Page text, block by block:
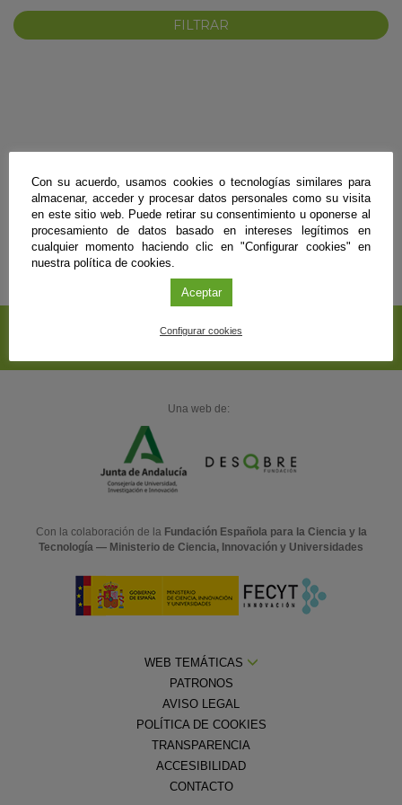
SUSCRÍBETE A NUESTRO
Una web de:
Con la colaboración de la Fundación Española para la Ciencia y la
Tecnología — Ministerio de Ciencia, Innovación y Universidades
WEB TEMÁTICAS
PATRONOS
AVISO LEGAL
POLÍTICA DE COOKIES
TRANSPARENCIA
ACCESIBILIDAD
CONTACTO
Con su acuerdo, usamos cookies o tecnologías similares para
almacenar, acceder y procesar datos personales como su visita
en este sitio web. Puede retirar su consentimiento u oponerse al
procesamiento de datos basado en intereses legítimos en
cualquier momento haciendo clic en "Configurar cookies" en
nuestra política de cookies.
Aceptar
Configurar cookies